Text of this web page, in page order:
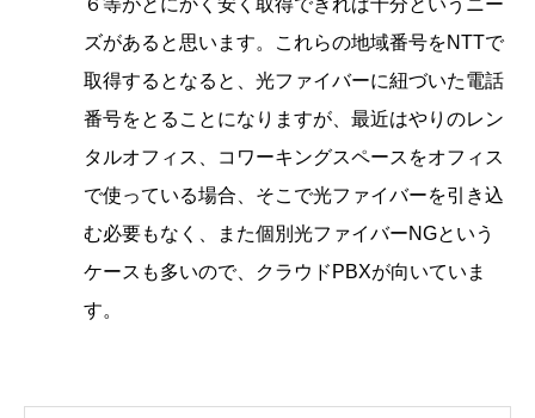
ズがあると思います。これらの地域番号をNTTで
取得するとなると、光ファイバーに紐づいた電話
番号をとることになりますが、最近はやりのレン
タルオフィス、コワーキングスペースをオフィス
で使っている場合、そこで光ファイバーを引き込
む必要もなく、また個別光ファイバーNGという
ケースも多いので、クラウドPBXが向いていま
す。